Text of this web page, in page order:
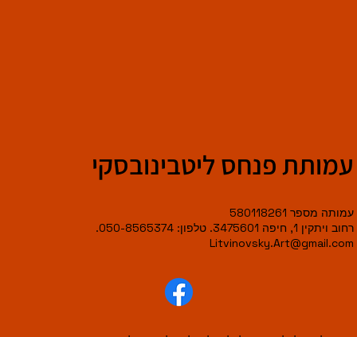
עמותת פנחס ליטבינובסקי
עמותה מספר 580118261
רחוב ויתקין 1, חיפה 3475601. טלפון: 050-8565374.
Litvinovsky.Art@gmail.com